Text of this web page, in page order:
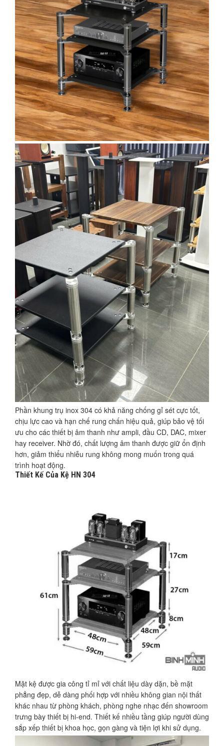
Phần khung trụ inox 304 có khả năng chống gỉ sét cực tốt,
chịu lực cao và hạn chế rung chấn hiệu quả, giúp bảo vệ tối
ưu cho các thiết bị âm thanh như ampli, đầu CD, DAC, mixer
hay receiver. Nhờ đó, chất lượng âm thanh được giữ ổn định
hơn, giảm thiểu nhiễu rung không mong muốn trong quá
trình hoạt động.
Thiết Kế Của Kệ HN 304
Mặt kệ được gia công tỉ mỉ với chất liệu dày dặn, bề mặt
phẳng đẹp, dễ dàng phối hợp với nhiều không gian nội thất
khác nhau từ phòng khách, phòng nghe nhạc đến showroom
trưng bày thiết bị hi-end. Thiết kế nhiều tầng giúp người dùng
sắp xếp thiết bị khoa học, gọn gàng và tiện lợi khi sử dụng.